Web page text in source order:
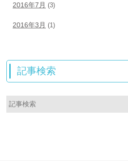
2016年7月 (3)
2016年3月 (1)
記事検索